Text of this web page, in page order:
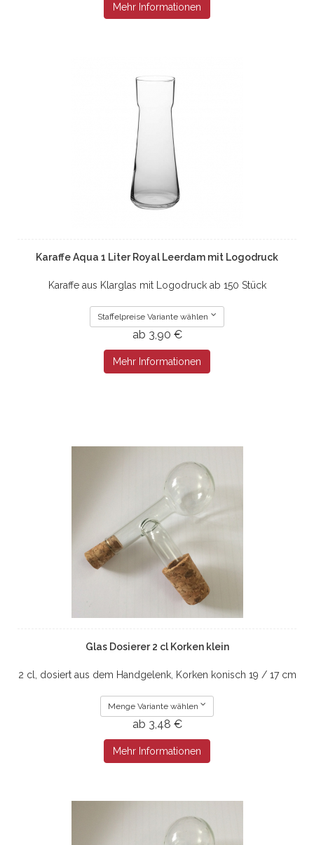
Mehr Informationen
Karaffe Aqua 1 Liter Royal Leerdam mit Logodruck
Karaffe aus Klarglas mit Logodruck ab 150 Stück
Staffelpreise Variante wählen
ab 3,90 €
Mehr Informationen
Glas Dosierer 2 cl Korken klein
2 cl, dosiert aus dem Handgelenk, Korken konisch 19 / 17 cm
Menge Variante wählen
ab 3,48 €
Mehr Informationen